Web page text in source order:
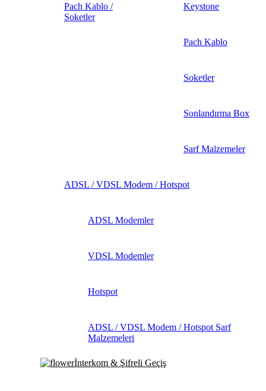
Pach Kablo /
Soketler
Keystone
Pach Kablo
Soketler
Sonlandırma Box
Sarf Malzemeler
ADSL / VDSL Modem / Hotspot
ADSL Modemler
VDSL Modemler
Hotspot
ADSL / VDSL Modem / Hotspot Sarf
Malzemeleri
İnterkom & Şifreli Geçiş